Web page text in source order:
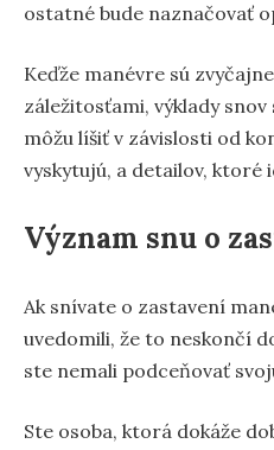
ostatné bude naznačovať
Keďže manévre sú
záležitosťami, výklady
môžu líšiť v závislosti od
vyskytujú, a detailov, ktoré
Význam snu o
Ak snívate o zastavení
uvedomili, že to neskončí
ste nemali podceňovať
Ste osoba, ktorá dokáže